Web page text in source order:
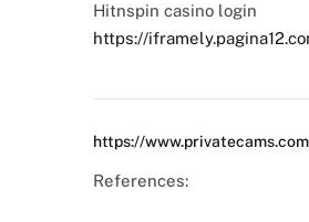
Hitnspin casino login
https://
https://
References: